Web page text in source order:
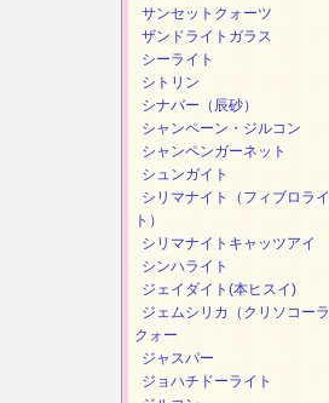
サンセットクォーツ
ザンドライトガラス
シーライト
シトリン
シナバー（辰砂）
シャンペーン・ジルコン
シャンペンガーネット
シュンガイト
シリマナイト（フィブロライ
ト）
シリマナイトキャッツアイ
シンハライト
ジェイダイト(本ヒスイ)
ジェムシリカ（クリソコーラ
クォー
ジャスパー
ジョハチドーライト